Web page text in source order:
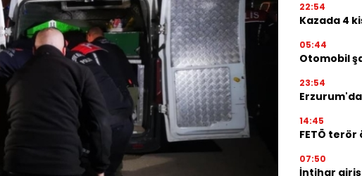
22:54
Kazada 4
05:44
Otomobil
23:54
14:45
FETÖ
07:50
İntihar